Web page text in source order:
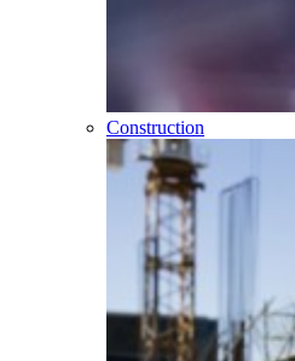
Construction